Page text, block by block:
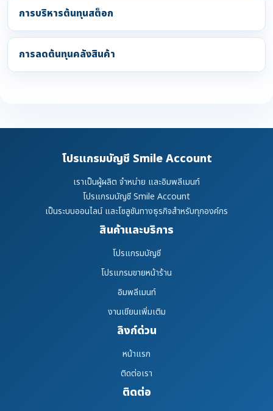
การบริหารต้นทุนสต็อก
การลดต้นทุนคลังสินค้า
โปรแกรมบัญชี Smile Account
เราเป็นผู้ผลิต จำหน่าย และอิมพลีเมนท์
โปรแกรมบัญชี Smile Account
เป็นระบบออนไลน์ และโซลูชันทางธุรกิจสำหรับทุกองค์กร
สินค้าและบริการ
โปรแกรมบัญชี
โปรแกรมขายหน้าร้าน
อิมพลีเมนท์
งานเขียนเพิ่มเติม
ลิงก์ด่วน
หน้าแรก
ติดต่อเรา
ติดต่อ